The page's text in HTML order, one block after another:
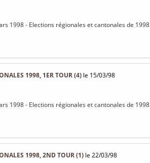
1998 - Elections régionales et cantonales de 1998
1998, 1ER TOUR (4) le 15/03/98
1998 - Elections régionales et cantonales de 1998
1998, 2ND TOUR (1) le 22/03/98